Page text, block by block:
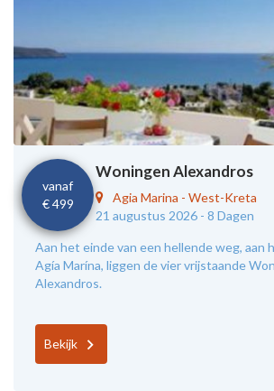
vanaf
€ 499
Woningen Alexandros
Agia Marina - West-Kreta
21 augustus 2026 - 8 Dagen
Aan het einde van een hellende weg, aan
Agía Marína, liggen de vier vrijstaande
Alexandros.
Bekijk